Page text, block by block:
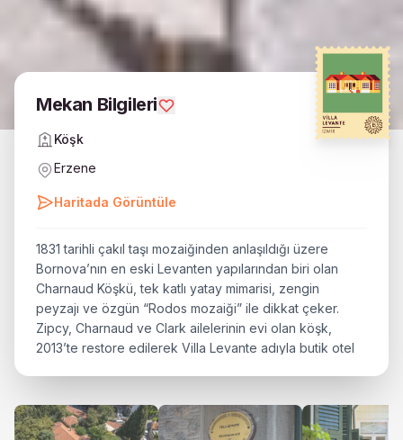
Daha Fazla Bilgi
Mekan Bilgileri
Köşk
Erzene
Haritada Görüntüle
1831 tarihli çakıl taşı mozaiğinden anlaşıldığı üzere
Bornova’nın en eski Levanten yapılarından biri olan
Charnaud Köşkü, tek katlı yatay mimarisi, zengin
peyzajı ve özgün “Rodos mozaiği” ile dikkat çeker.
Zipcy, Charnaud ve Clark ailelerinin evi olan köşk,
2013’te restore edilerek Villa Levante adıyla butik otel